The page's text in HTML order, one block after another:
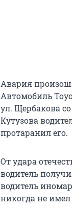
Авария
Автомобиль
ул. Щербакова
Кутузова
протаранил его.
От удара
водитель
водитель
никогда не